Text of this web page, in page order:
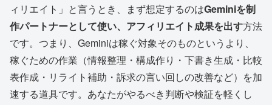
ィリエイト」と言うとき、まず想定するのはGeminiを制
作パートナーとして使い、アフィリエイト成果を出す方法
です。つまり、Geminiは稼ぐ対象そのものというより、
稼ぐための作業（情報整理・構成作り・下書き生成・比較
表作成・リライト補助・訴求の言い回しの改善など）を加
速する道具です。あなたがやるべき判断や検証を軽くし